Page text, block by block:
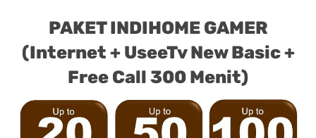
PAKET INDIHOME GAMER
(Internet + UseeTv New Basic +
Free Call 300 Menit)